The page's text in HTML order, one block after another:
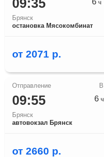
09:35
Брянск
остановка Мясокомбинат
ч
от 2071 р.
09:55
Брянск
автовокзал Брянск
6ч
от 2660 р.